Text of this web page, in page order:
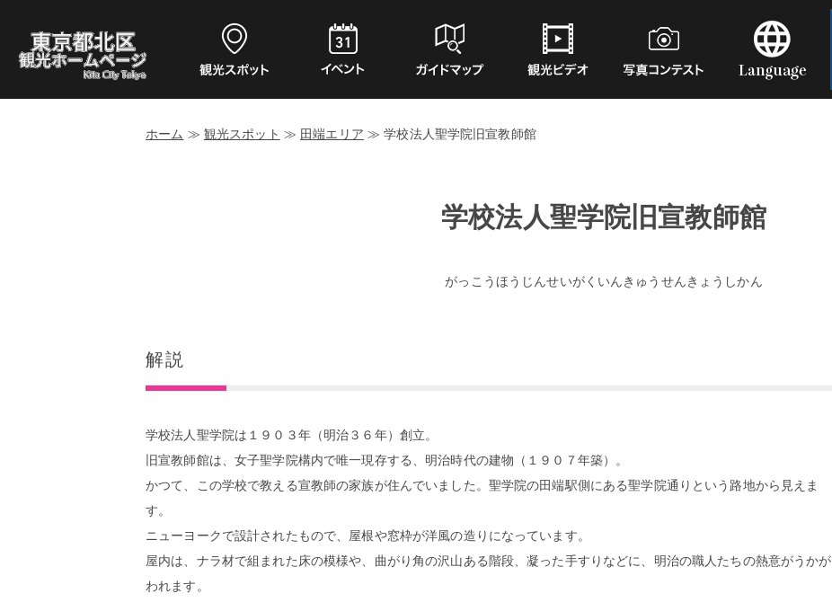
ホーム ≫ 観光スポット ≫ 田端エリア ≫学校法人聖学院旧宣教師館
学校法人聖学院旧宣教師館
がっこうほうじんせいがくいんきゅうせんきょうしかん
解説
学校法人聖学院は１９０３年（明治３６年）創立。
旧宣教師館は、女子聖学院構内で唯一現存する、明治時代の建物（１９０７年築）。
かつて、この学校で教える宣教師の家族が住んでいました。聖学院の田端駅側にある聖学院通りという路地から見えま
す。
ニューヨークで設計されたもので、屋根や窓枠が洋風の造りになっています。
屋内は、ナラ材で組まれた床の模様や、曲がり角の沢山ある階段、凝った手すりなどに、明治の職人たちの熱意がうかが
われます。